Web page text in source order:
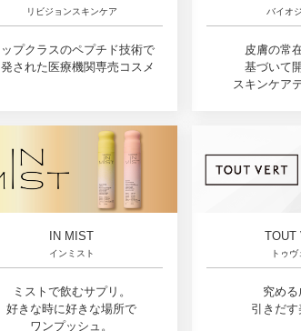
リビジョンスキンケア
ップクラスのペプチド技術で
された医療機関専売コスメ
バイオ
皮膚の常
基づいて
スキンケア
IN MIST
インミスト
ミストで飲むサプリ。
好きな時に好きな場所で
ワンプッシュ。
TOUT
トゥ
究める
引きだす